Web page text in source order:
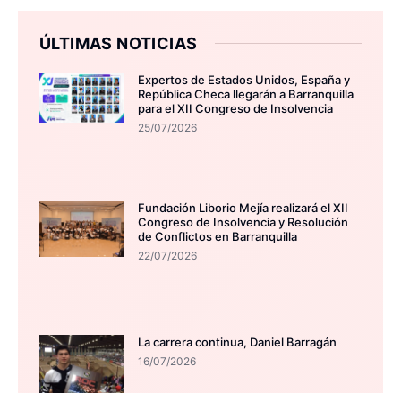
ÚLTIMAS NOTICIAS
Expertos de Estados Unidos, España y
República Checa llegarán a Barranquilla
para el XII Congreso de Insolvencia
25/07/2026
Fundación Liborio Mejía realizará el XII
Congreso de Insolvencia y Resolución
de Conflictos en Barranquilla
22/07/2026
La carrera continua, Daniel Barragán
16/07/2026